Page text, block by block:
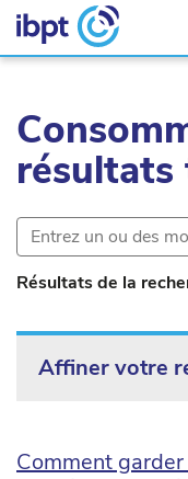
résultats
Résultats de la
Affiner votre
Comment